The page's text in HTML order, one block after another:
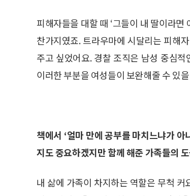
피해자들을 대할 때 ‘그들이 내 딸이라
찬가지였죠. 트라우마에 시달리는 피해
주고 싶었어요. 경찰 조직은 남성 중심
이러한 부분을 여성들이 보완해줄 수 있
책에서 ‘얼마 만에 공부를 마치느냐가
지도 중요하겠지만 함께 해준 가족들의
내 삶에 가족이 차지하는 역할은 무척